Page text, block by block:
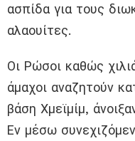
ασπίδα για τους
αλαουίτες.
Οι Ρώσοι καθώς
άμαχοι αναζητούν
βάση Χμεϊμίμ,
Εν μέσω